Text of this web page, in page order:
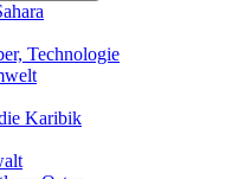
Technologie
Karibik